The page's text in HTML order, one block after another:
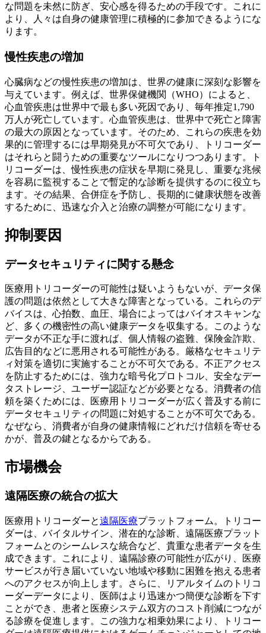
な問題を未然に防ぎ、安心感を得るための手段です。これに
より、人々は自身の健康管理に積極的に参加できるようにな
ります。
慢性疾患の増加
心臓病などの慢性疾患の増加は、世界の健康に深刻な影響を
与えています。例えば、世界保健機関（WHO）によると、
心血管疾患は世界中で最も多い死因であり、毎年推定1,790
万人が死亡しています。心血管疾患は、世界中で死亡と障害
の最大の原因となっています。そのため、これらの疾患を効
果的に管理するには早期発見が不可欠であり、トリコーダー
はそれらと闘うための重要なツールになりつつあります。ト
リコーダーは、慢性疾患の症状を早期に発見し、重要な兆候
を容易に監視することで暫定的な診断を提供するのに役立ち
ます。その結果、合併症を予防し、長期的に健康状態を改善
するために、迅速な介入と治療の調整が可能になります。
抑制要因
データセキュリティに関する懸念
医療用トリコーダーの可能性は疑いようもないが、データ保
護の問題は依然として大きな障害となっている。これらのデ
バイスは、心拍数、血圧、場合によってはバイオスキャンな
ど、多くの機密性の高い健康データを収集する。このような
データが不正な手に渡れば、個人情報の盗難、保険金詐欺、
広告目的などに悪用される可能性がある。厳格なセキュリテ
ィ対策を適切に実施することが不可欠である。不正アクセス
を防止するためには、強力な暗号化プロトコル、安全なデー
タストレージ、ユーザー認証などが必要となる。消費者の信
頼を築くためには、医療用トリコーダーが広く普及する前に
データセキュリティの問題に対処することが不可欠である。
なぜなら、消費者が自身の健康情報にどれだけ信頼を寄せる
かが、普及の鍵となるからである。
市場機会
遠隔医療の統合の拡大
医療用トリコーダーと遠隔医療プラットフォーム。トリコー
ダーは、バイタルサイン、潜在的な診断、遠隔医療プラット
フォームとのシームレスな統合など、貴重な患者データを生
成できます。これにより、遠隔診療の可能性が広がり、医療
サービスが行き届いていない地域や移動に困難を抱える患者
へのアクセスが向上します。さらに、リアルタイムのトリコ
ーダーデータにより、医師はより迅速かつ簡便な診断を下す
ことができ、患者と医療システム双方のコスト削減につなが
る診療を促進します。この強力な相乗効果により、トリコー